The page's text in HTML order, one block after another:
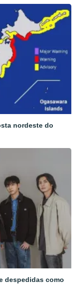
nordeste do
despedidas como